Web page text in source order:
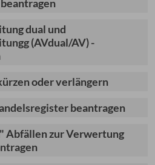
dual und
(AVdual/AV) -
oder verlängern
beantragen
Abfällen zur Verwertung